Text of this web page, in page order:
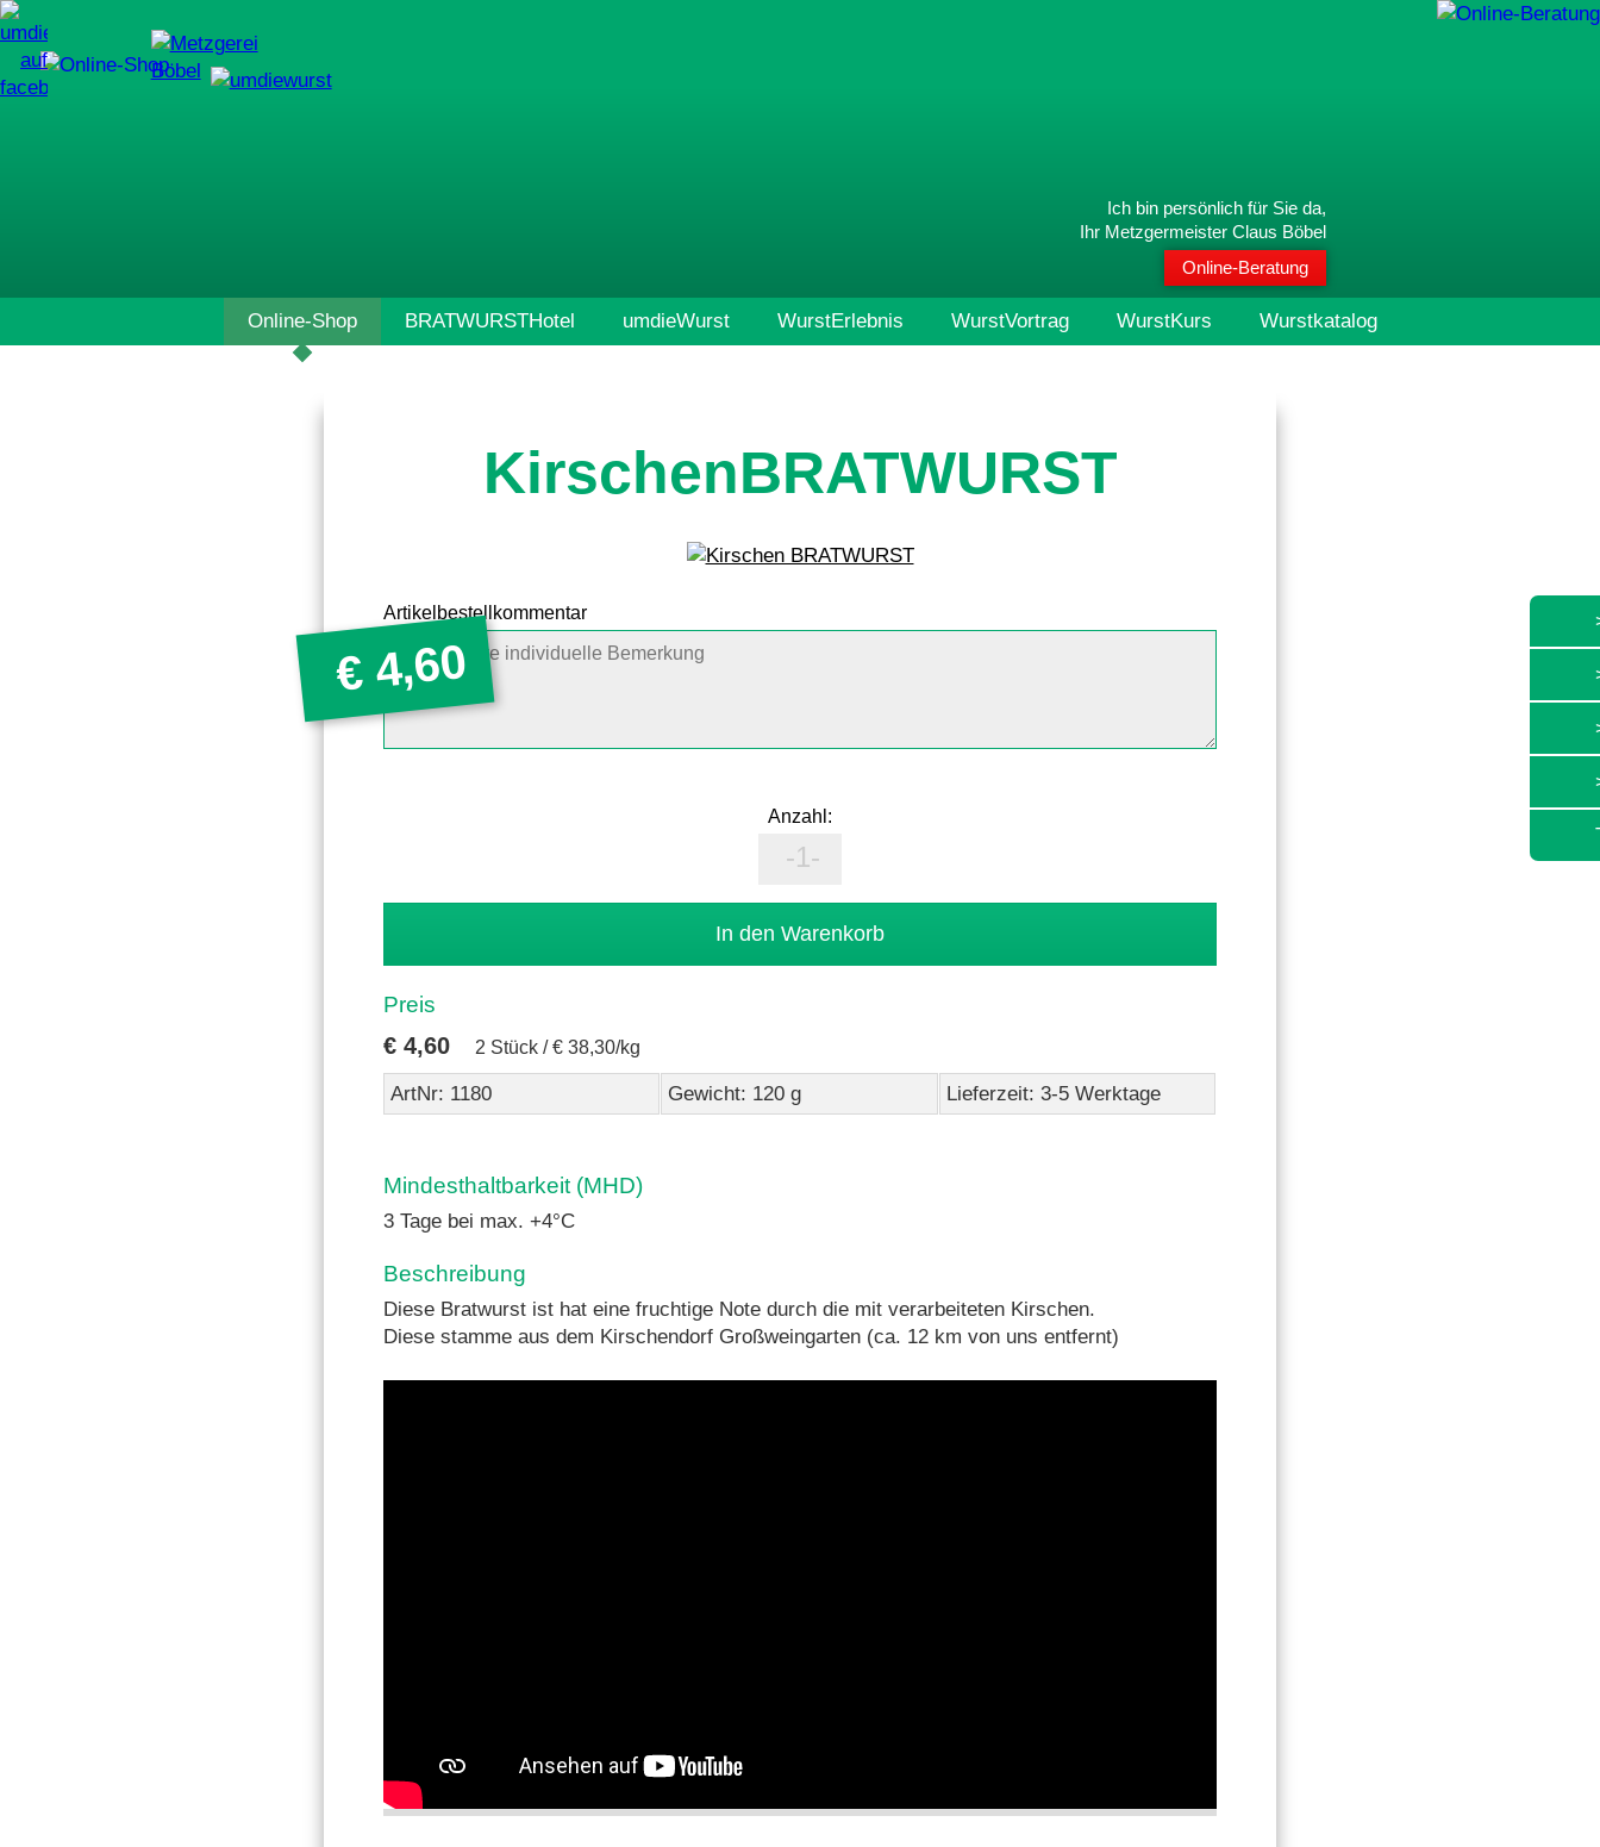
Ich bin persönlich für Sie da,
Ihr Metzgermeister Claus Böbel
Online-Beratung
Online-Shop BRATWURSTHotel umdieWurst WurstErlebnis WurstVortrag WurstKurs Wurstkatalog
KirschenBRATWURST
€4,60
Artikelbestellkommentar
Anzahl:
Preis
€ 4,60 2 Stück /€ 38,30/kg
ArtNr: 1180 Gewicht: 120 g Lieferzeit: 3-5 Werktage
Mindesthaltbarkeit (MHD)
3 Tage bei max. +4°C
Beschreibung
Diese Bratwurst ist hat eine fruchtige Note durch die mit verarbeiteten Kirschen.
Diese stamme aus dem Kirschendorf Großweingarten (ca. 12 km von uns entfernt)